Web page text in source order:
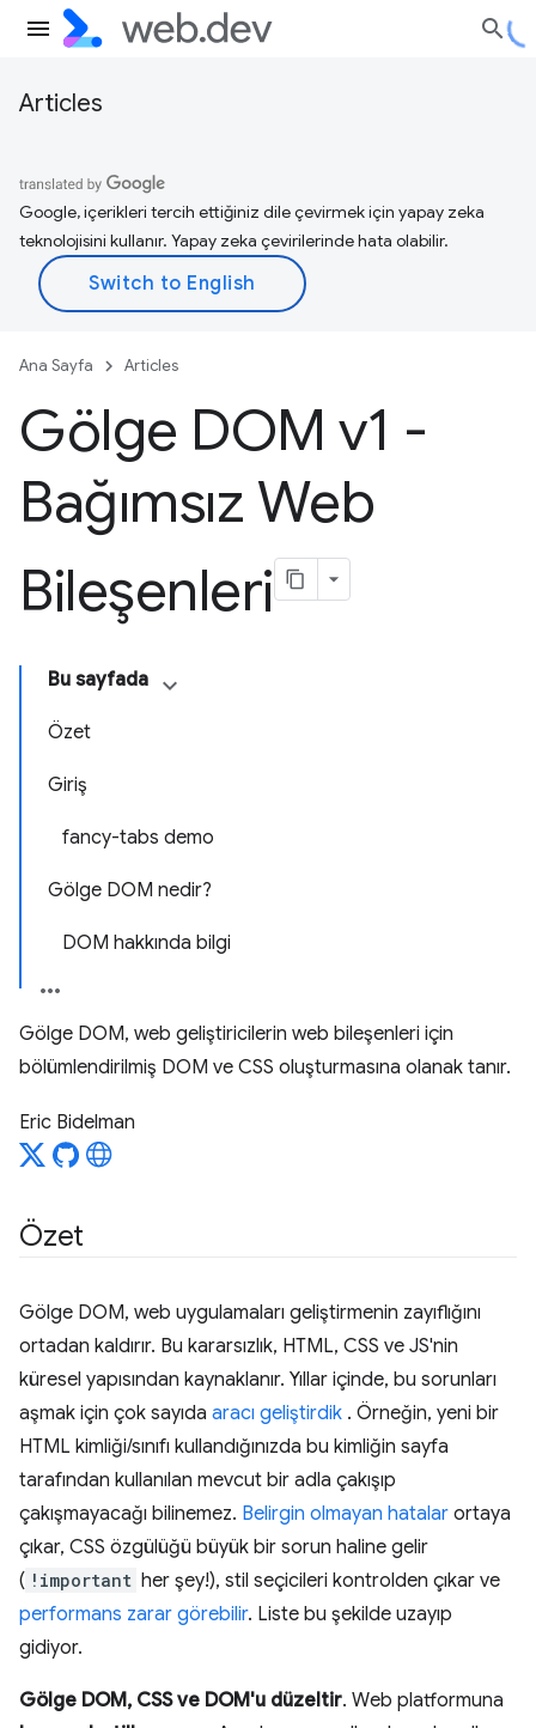
Articles
Google, içerikleri tercih ettiğiniz dile çevirmek için yapay zeka
teknolojisini kullanır. Yapay zeka çevirilerinde hata olabilir.
Ana Sayfa Articles
Gölge DOM v1 -
Bağımsız Web
Bileşenleri
Bu sayfada
Özet
Giriş
fancy-tabs demo
Gölge DOM nedir?
DOM hakkında bilgi
Gölge DOM, web geliştiricilerin web bileşenleri için
bölümlendirilmiş DOM ve CSS oluşturmasına olanak tanır.
Eric Bidelman
Özet
Gölge DOM, web uygulamaları geliştirmenin zayıflığını
ortadan kaldırır. Bu kararsızlık, HTML, CSS ve JS'nin
küresel yapısından kaynaklanır. Yıllar içinde, bu sorunları
aşmak için çok sayıda aracı geliştirdik . Örneğin, yeni bir
HTML kimliği/sınıfı kullandığınızda bu kimliğin sayfa
tarafından kullanılan mevcut bir adla çakışıp
çakışmayacağı bilinemez. Belirgin olmayan hatalar ortaya
çıkar, CSS özgülüğü büyük bir sorun haline gelir
( !important her şey!), stil seçicileri kontrolden çıkar ve
performans zarar görebilir. Liste bu şekilde uzayıp
gidiyor.
Gölge DOM, CSS ve DOM'u düzeltir. Web platformuna